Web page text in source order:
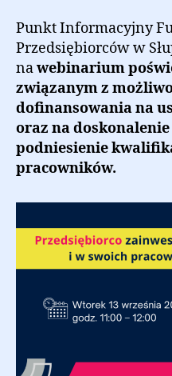
Punkt Informacyjny
Przedsiębiorców w
nawebinarium
związanym z
dofinansowania na
oraz na
podniesienie
pracowników.